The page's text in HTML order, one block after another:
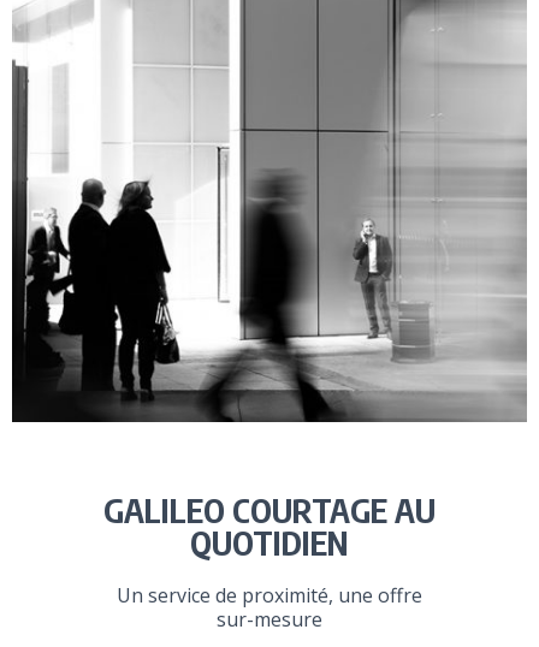
GALILEO COURTAGE AU
QUOTIDIEN
Un service de proximité, une offre
sur-mesure